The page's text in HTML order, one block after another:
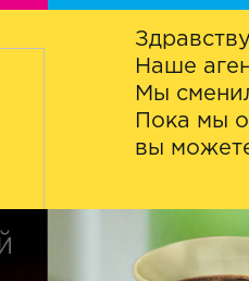
Наше
Мы
Пока мы
вы